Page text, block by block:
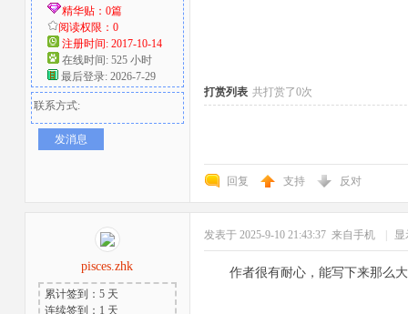
好
精华贴：0篇
阅读权限：0
注册时间: 2017-10-14
在线时间: 525 小时
最后登录: 2026-7-29
联系方式:
发消息
打赏列表 共打赏了0次
回复 支持 反对
pisces.zhk
累计签到：5 天
连续签到：1 天
发表于 2025-9-10 21:43:37 来自手机 显
作者很有耐心，能写下来那么